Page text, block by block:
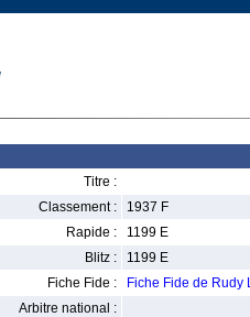
Titre :
Classement :
1937 F
Rapide :
1199 E
Blitz :
1199 E
Fiche Fide :
Fiche Fide de Rudy
Arbitre national :